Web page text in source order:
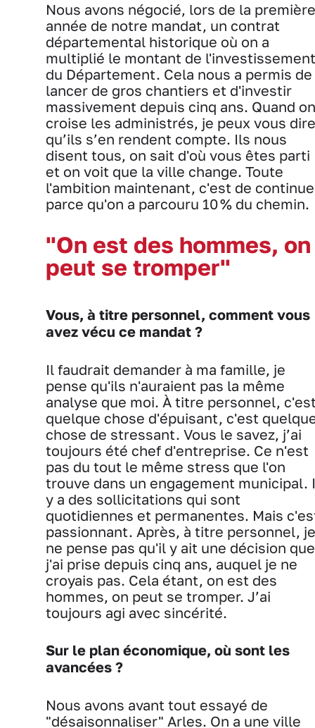
Nous avons négocié, lors de la première
année de notre mandat, un contrat
départemental historique où on a
multiplié le montant de l'investissement
du Département. Cela nous a permis de
lancer de gros chantiers et d'investir
massivement depuis cinq ans. Quand on
croise les administrés, je peux vous dire
qu’ils s’en rendent compte. Ils nous
disent tous, on sait d'où vous êtes parti
et on voit que la ville change. Toute
l'ambition maintenant, c'est de
parce qu'on a parcouru 10 % du chemin.
"On est des hommes, on
peut se tromper"
Vous, à titre personnel, comment vous
avez vécu ce mandat ?
Il faudrait demander à ma famille, je
pense qu'ils n'auraient pas la même
analyse que moi. À titre personnel,
quelque chose d'épuisant, c'est
chose de stressant. Vous le savez, j’ai
toujours été chef d'entreprise. Ce n'est
pas du tout le même stress que l'on
trouve dans un engagement municipal.
y a des sollicitations qui sont
quotidiennes et permanentes. Mais
passionnant. Après, à titre personnel, je
ne pense pas qu'il y ait une décision que
j'ai prise depuis cinq ans, auquel je ne
croyais pas. Cela étant, on est des
hommes, on peut se tromper. J’ai
toujours agi avec sincérité.
Sur le plan économique, où sont les
avancées ?
Nous avons avant tout essayé de
"désaisonnaliser" Arles. On a une ville